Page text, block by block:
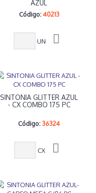
AZUL
Código: 40213
UN
SINTONIA GLITTER AZUL
- CX COMBO 175 PC
Código:36324
CX